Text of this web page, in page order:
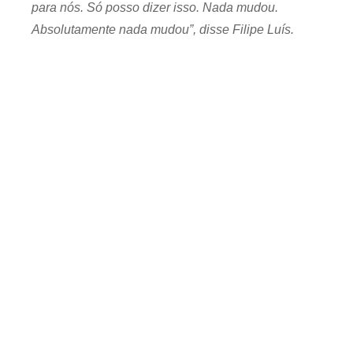
para nós. Só posso dizer isso. Nada mudou.
Absolutamente nada mudou”, disse Filipe Luís.